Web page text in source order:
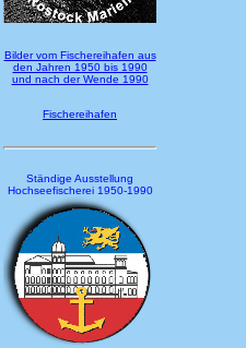
Bilder vom Fischereihafen aus
den Jahren 1950 bis 1990
und nach der Wende 1990
Fischereihafen
Ständige Ausstellung
Hochseefischerei 1950-1990